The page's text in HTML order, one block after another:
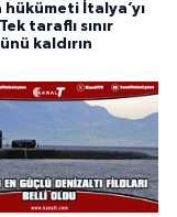
hükümeti İtalya’yı
taraflı sınır
kaldırın